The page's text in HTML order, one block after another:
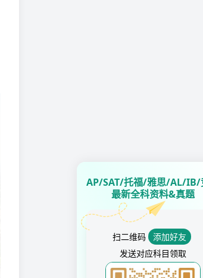
AP/SAT/托福/雅思/AL/IB/
最新全科资料&真题
扫二维码
添加好友
发送对应科目领取